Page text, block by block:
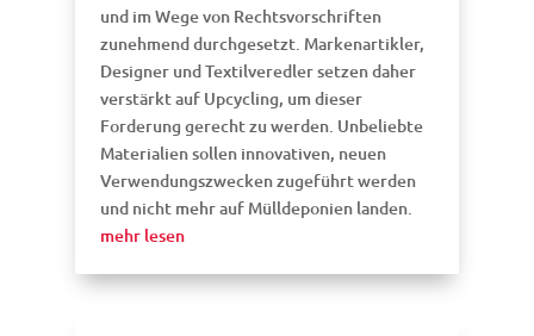
und im Wege von Rechtsvorschriften
zunehmend durchgesetzt. Markenartikler,
Designer und Textilveredler setzen daher
verstärkt auf Upcycling, um dieser
Forderung gerecht zu werden. Unbeliebte
Materialien sollen innovativen, neuen
Verwendungszwecken zugeführt werden
und nicht mehr auf Mülldeponien landen.
mehr lesen